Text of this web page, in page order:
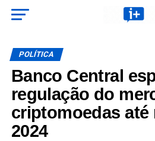
POLÍTICA
Banco Central
regulação do
criptomoedas até
2024